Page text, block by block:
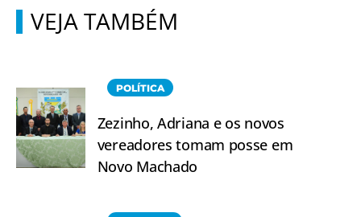
VEJA TAMBÉM
POLÍTICA
Zezinho, Adriana e os novos
vereadores tomam posse em
Novo Machado